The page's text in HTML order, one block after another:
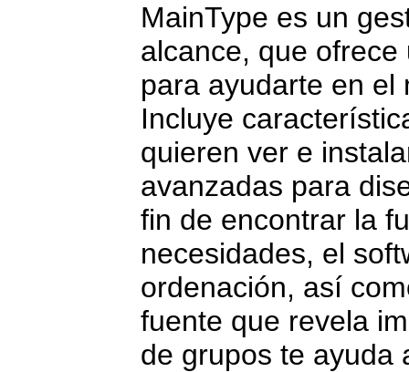
MainType es un
alcance, que
para ayudarte en el
Incluye
quieren ver e
avanzadas para
fin de encontrar la
necesidades, el
ordenación, así
fuente que revela
de grupos te ayuda